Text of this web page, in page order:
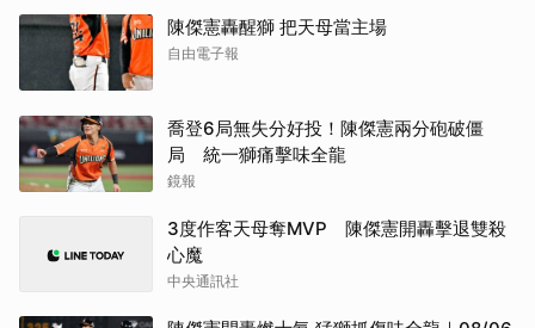
陳傑憲轟醒獅 把天母當主場
自由電子報
喬登6局無失分好投！陳傑憲兩分砲破僵
局 統一獅痛擊味全龍
鏡報
3度作客天母奪MVP 陳傑憲開轟擊退雙殺
心魔
中央通訊社